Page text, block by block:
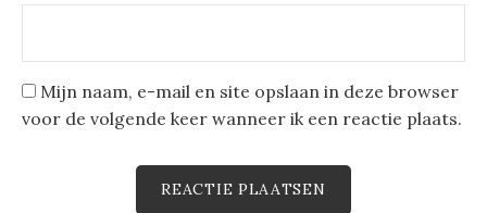
Mijn naam, e-mail en site opslaan in deze browser
voor de volgende keer wanneer ik een reactie plaats.